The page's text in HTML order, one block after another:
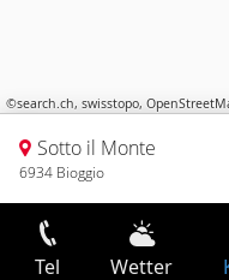
©search.ch, swisstopo,
Sotto il Monte
6934 Bioggio
Tel Wetter